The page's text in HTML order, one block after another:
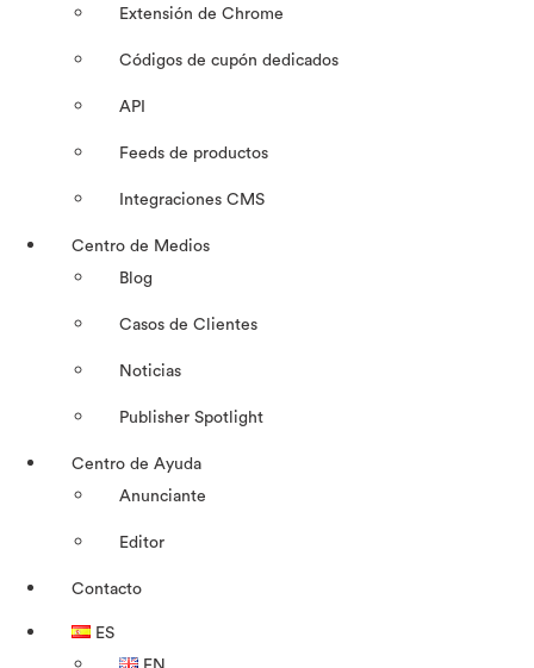
Extensión de Chrome
Códigos de cupón dedicados
API
Feeds de productos
Integraciones CMS
Centro de Medios
Blog
Casos de Clientes
Noticias
Publisher Spotlight
Centro de Ayuda
Anunciante
Editor
Contacto
ES